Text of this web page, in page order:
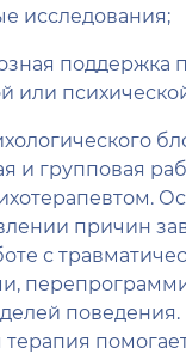
исследования;
поддержка
или
и групповая
причин
с
терапия